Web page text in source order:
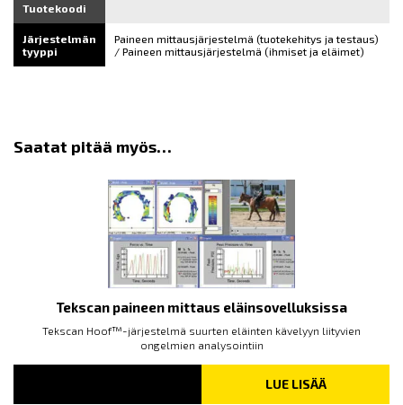
Tuotekoodi
Järjestelmän
tyyppi
Paineen mittausjärjestelmä (tuotekehitys ja testaus)
/ Paineen mittausjärjestelmä (ihmiset ja eläimet)
Saatat pitää myös…
Tekscan paineen mittaus eläinsovelluksissa
Tekscan Hoof™-järjestelmä suurten eläinten kävelyyn liityvien
ongelmien analysointiin
LUE LISÄÄ